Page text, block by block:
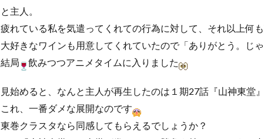
と主人。
疲れている私を気遣ってくれての行為に対して、それ以上何も
大好きなワインも用意してくれていたので「ありがとう。じ
結局
飲みつつアニメタイムに入りました
見始めると、なんと主人が再生したのは１期27話『山神東堂
これ、一番ダメな展開なのです
東巻クラスタなら同感してもらえるでしょうか？